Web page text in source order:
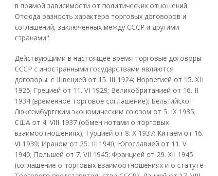
в прямой зависимости от политических отношений.
Отсюда разность характера торговых договоров и
соглашений, заключённых между СССР и другими
странами".
Действующими в настоящее время торговые договоры
СССР с иностранными государствами являются
договоры: с Швецией от 15. III 1924; Норвегией от 15. XII
1925; Грецией от 11. VI 1929; Великобританией от 16. II
1934 (временное торговое соглашение); Бельгийско-
Люксембургским экономическим союзом от 5. IX 1935;
США от 4. VIII 1937 (обмен нотами о торговых
взаимоотношениях); Турцией от 8. X 1937; Китаем от 16.
VI 1939; Ираном от 25. III 1940; Югославией от 11. V
1940; Польшей от 7. VII 1945; Францией от 29. XII 1945
(соглашение о торговых взаимоотношениях и о статуте